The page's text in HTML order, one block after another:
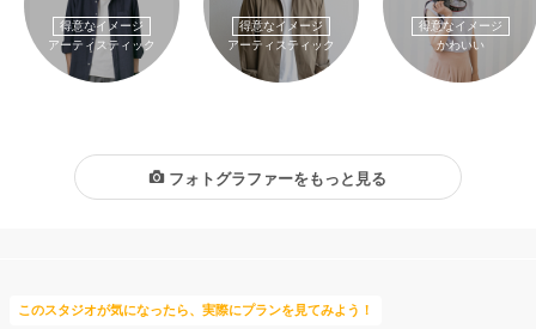
得意なイメージ
アーティスティック
得意なイメージ
アーティスティック
得意なイメージ
かわいい
フォトグラファーをもっと見る
このスタジオが気になったら、実際にプランを見てみよう！